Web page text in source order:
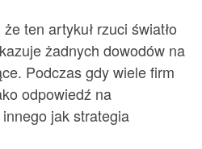
ten artykuł rzuci światło
żadnych dowodów na
Podczas gdy wiele firm
odpowiedź na
jak strategia